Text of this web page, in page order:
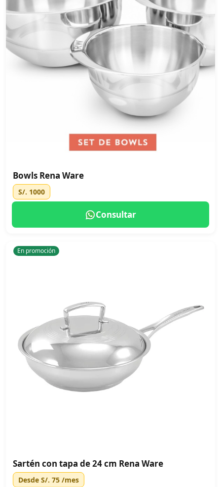
Bowls Rena Ware
S/. 1000
Consultar
En promoción
Sartén con tapa de 24 cm Rena Ware
Desde S/. 75 /mes